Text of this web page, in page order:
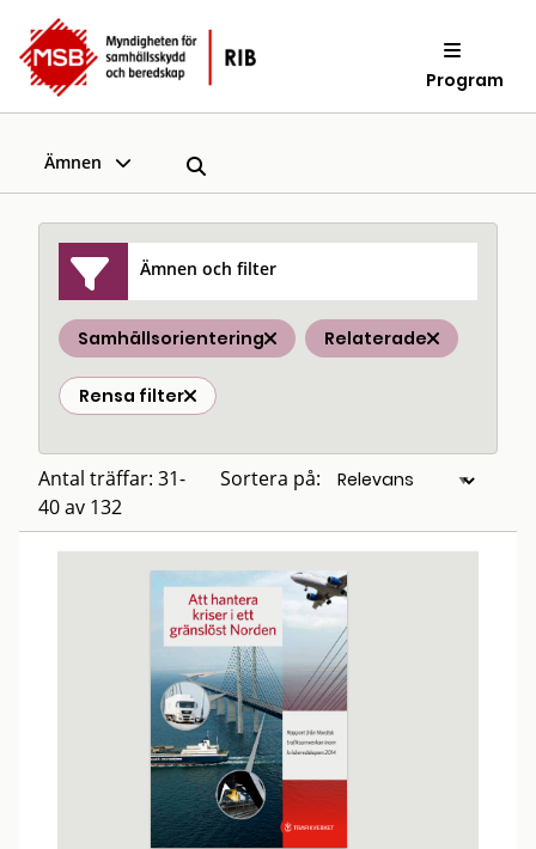
Program
Ämnen
Ämnen och filter
Samhällsorientering Relaterade
Rensa filter
Antal träffar: 31-
40 av 132
Sortera på: